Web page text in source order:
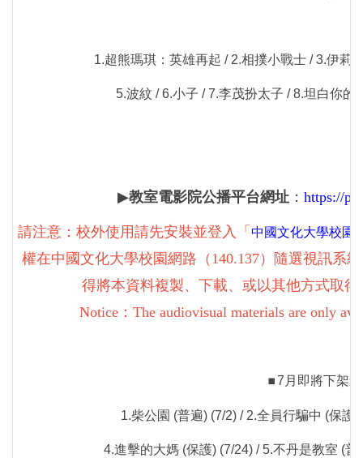
1.超熊瑪琪：英雄再起 / 2.相撲小戰士 / 3.伊莉
5.波紋 / 6.小子 / 7.李茂扮太子 / 8.坦白你
▶教室電影院公播平台網址 ： https://
請注意：校外使用請先安裝並登入「 中國文化大學校園
權在中國文化大學校園網路（140.137）隨選視訊系
得將本資料複製、下載、或以其他方式取
Notice：The audiovisual materials are only
⏹︎ 7月即將下架
1.柴公園 (普遍) (7/2) / 2.全員行騙中 (保護
4.進擊的大媽 (保護) (7/24) / 5.不丹是教室 (